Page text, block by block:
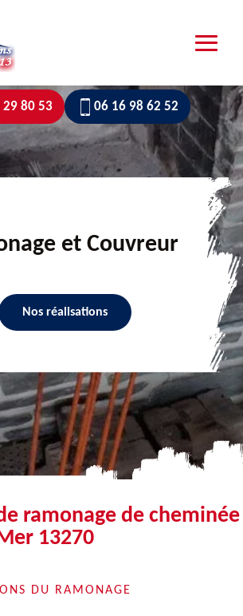
29 80 53 06 16 98 62 52
et Couvreur
Nos réalisations
ramonage de cheminée
13270
DU RAMONAGE